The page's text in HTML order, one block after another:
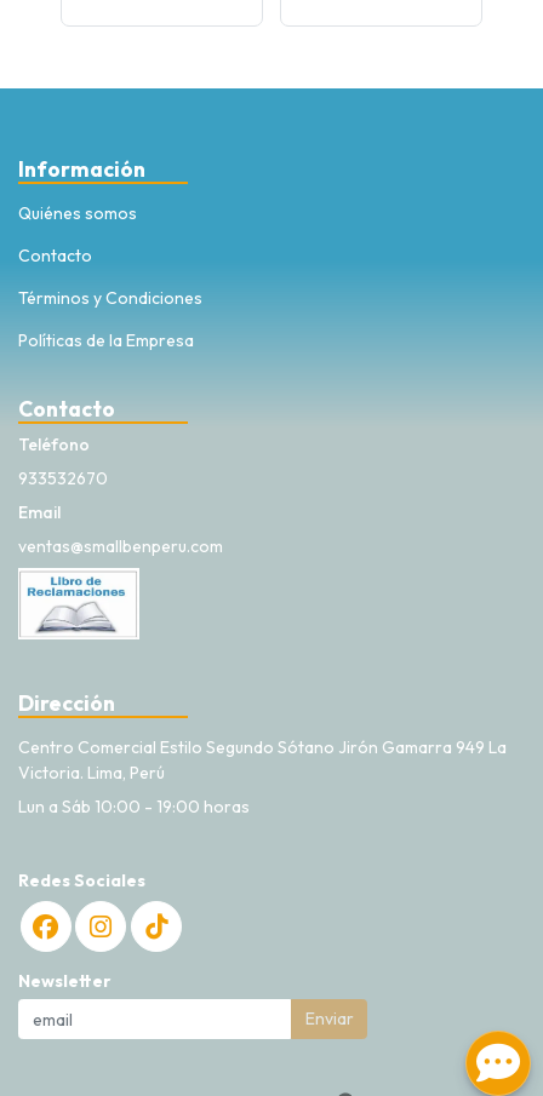
Información
Quiénes somos
Contacto
Términos y Condiciones
Políticas de la Empresa
Contacto
Teléfono
933532670
Email
ventas@smallbenperu.com
Dirección
Centro Comercial Estilo Segundo Sótano Jirón Gamarra 949 La
Victoria. Lima, Perú
Lun a Sáb 10:00 - 19:00 horas
Redes Sociales
Newsletter
Enviar